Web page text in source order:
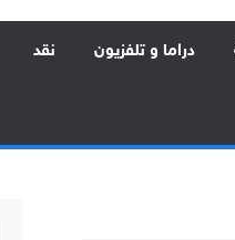
دراما و تلفزيون نقد